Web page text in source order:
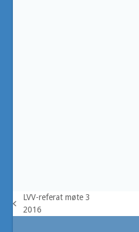
previous
LVV-referat møte 3
2016